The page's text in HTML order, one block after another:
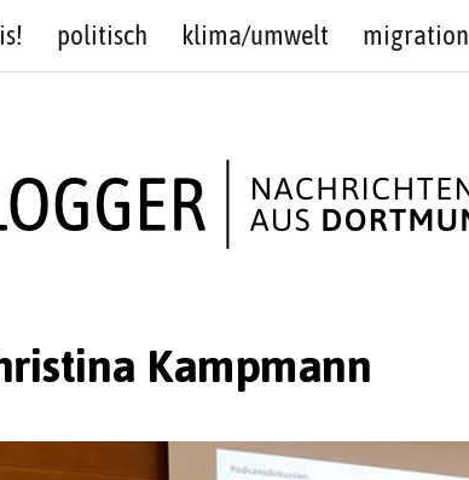
politisch klima/umwelt migration
Kampmann